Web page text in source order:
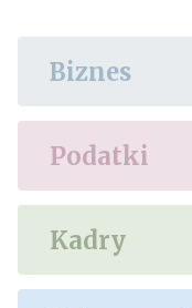
Biznes
Podatki
Kadry